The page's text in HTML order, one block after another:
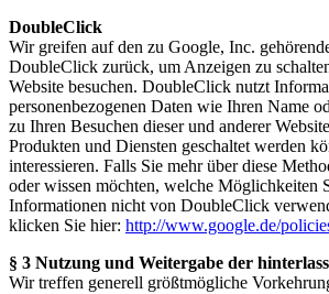
DoubleClick
Wir greifen auf den zu Google, Inc.
DoubleClick zurück, um Anzeigen zu
Website besuchen. DoubleClick nutzt
personenbezogenen Daten wie Ihren Name
zu Ihren Besuchen dieser und anderer
Produkten und Diensten geschaltet werden
interessieren. Falls Sie mehr über diese
oder wissen möchten, welche Möglichkeiten
Informationen nicht von DoubleClick
klicken Sie hier: http://www.google.de/
§ 3 Nutzung und Weitergabe der
Wir treffen generell größtmögliche